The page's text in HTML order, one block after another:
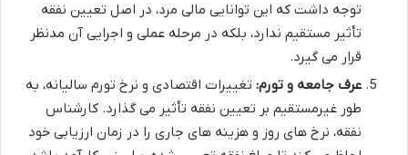
توجه داشت که این توانایی مالی مرد، در اصل تعیین نفقه
تأثیر مستقیم ندارد، بلکه در مرحله عملی و اجرایی آن مدنظر
قرار می گیرد.
عرف جامعه و تورم: تغییرات اقتصادی و نرخ تورم سالیانه، به
طور غیرمستقیم بر تعیین نفقه تأثیر می گذارد. کارشناس
نفقه، نرخ های روز و هزینه های جاری را در زمان ارزیابی خود